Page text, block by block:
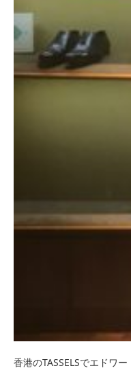
香港のTASSELSでエドワ